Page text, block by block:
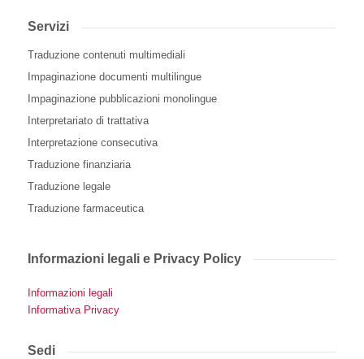
Servizi
Traduzione contenuti multimediali
Impaginazione documenti multilingue
Impaginazione pubblicazioni monolingue
Interpretariato di trattativa
Interpretazione consecutiva
Traduzione finanziaria
Traduzione legale
Traduzione farmaceutica
Informazioni legali e Privacy Policy
Informazioni legali
Informativa Privacy
Sedi